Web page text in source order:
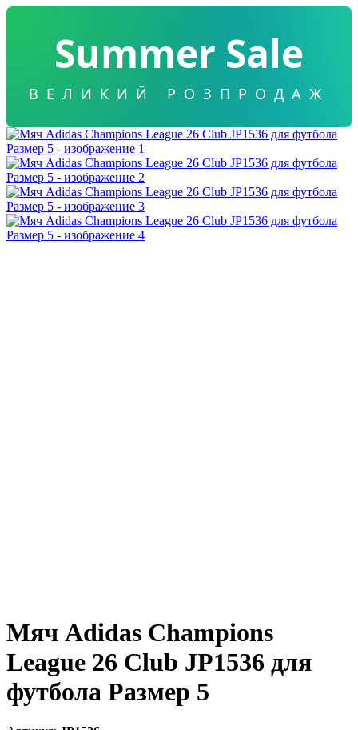
Summer Sale
ВЕЛИКИЙ РОЗПРОДАЖ
Мяч Adidas Champions
League 26 Club JP1536 для
футбола Размер 5